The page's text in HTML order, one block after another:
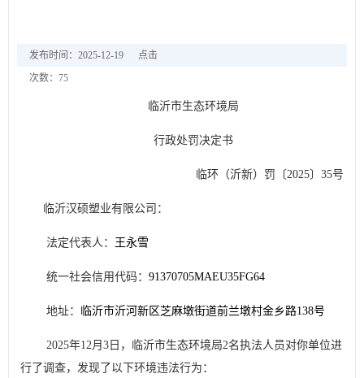
发布时间：2025-12-19
点击
次数： 75
临沂市生态环境局
行政处罚决定书
临环 （沂新） 罚 〔2025〕 35号
临沂汉硕塑业有限公司：
法定代表人： 王永雪
统一社会信用代码：91370705MAEU35FG64
地址： 临沂市沂河新区芝麻墩街道前兰墩村金乡路138号
2025年12月3 日，临沂市生态环境局2名执法人员对你单位进
行了调查，发现了以下环境违法行为：